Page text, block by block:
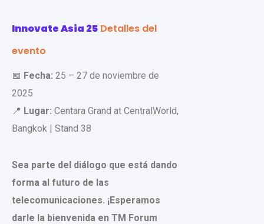
Innovate Asia 25 Detalles del
evento
📅 Fecha: 25 – 27 de noviembre de
2025
📍 Lugar: Centara Grand at CentralWorld,
Bangkok | Stand 38
Sea parte del diálogo que está dando
forma al futuro de las
telecomunicaciones. ¡Esperamos
darle la bienvenida en TM Forum